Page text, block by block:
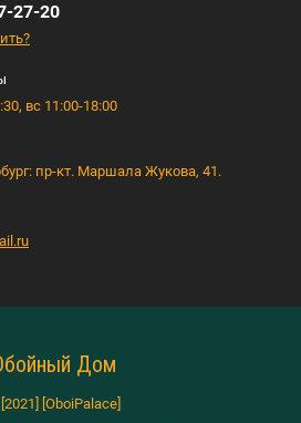
27-20
вс 11:00-18:00
пр-кт. Маршала Жукова, 41.
Дом
[OboiPalace]